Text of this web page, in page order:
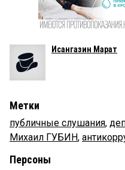
Исангазин Марат
Метки
публичные слушания,
Михаил ГУБИН,
Персоны